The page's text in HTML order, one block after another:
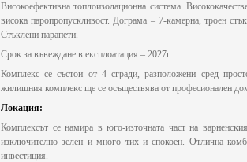
Високоефективна топлоизолационна система.
висока паропропускливост. Дограма – 7-камерна, троен
Стъклени парапети.
Срок за въвеждане в експлоатация – 2027г.
Комплекс се състои от 4 сгради, разположени сред
жилищния комплекс ще се осъществява от професионален
Локация:
Комплексът се намира в юго-източната част на
изключително зелен и много тих и спокоен. Отлична
инвестиция.